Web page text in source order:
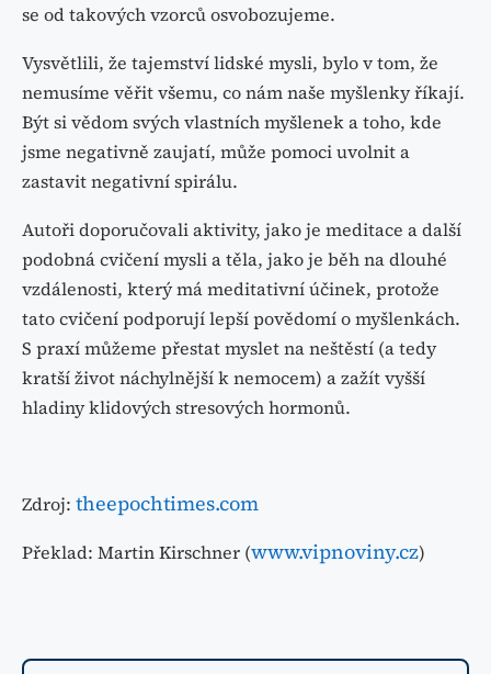
se od takových vzorců osvobozujeme.
Vysvětlili, že tajemství lidské mysli, bylo v tom, že
nemusíme věřit všemu, co nám naše myšlenky říkají.
Být si vědom svých vlastních myšlenek a toho, kde
jsme negativně zaujatí, může pomoci uvolnit a
zastavit negativní spirálu.
Autoři doporučovali aktivity, jako je meditace a další
podobná cvičení mysli a těla, jako je běh na dlouhé
vzdálenosti, který má meditativní účinek, protože
tato cvičení podporují lepší povědomí o myšlenkách.
S praxí můžeme přestat myslet na neštěstí (a tedy
kratší život náchylnější k nemocem) a zažít vyšší
hladiny klidových stresových hormonů.
Zdroj: theepochtimes.com
Překlad: Martin Kirschner (www.vipnoviny.cz)